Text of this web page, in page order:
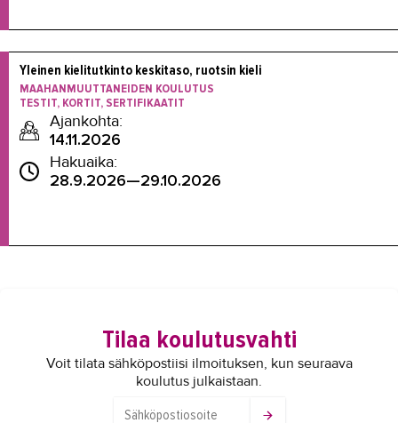
Yleinen kielitutkinto keskitaso, ruotsin kieli
MAAHANMUUTTANEIDEN KOULUTUS
TESTIT, KORTIT, SERTIFIKAATIT
Ajankohta:
14.11.2026
Hakuaika:
28.9.2026—29.10.2026
Tilaa koulutusvahti
Voit tilata sähköpostiisi ilmoituksen, kun seuraava
koulutus julkaistaan.